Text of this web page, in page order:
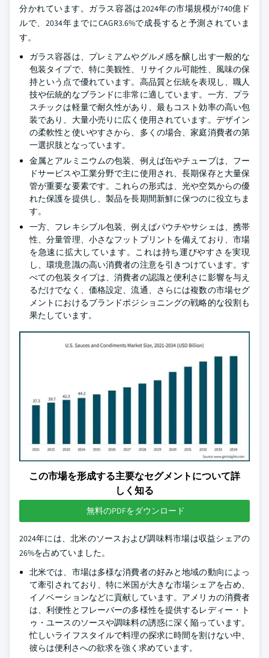
分かれています。ガラス容器は2024年の市場規模が740億ド
ルで、2034年までにCAGR3.6%で成長すると予測されていま
す。
ガラス容器は、プレミアムやグルメ感を醸し出す一般的な
包装タイプで、特に美観性、リサイクル可能性、風味の保
持という点で優れています。高品質と伝統を表現し、職人
技や伝統的なブランドに非常に適しています。一方、プラ
スチックは軽量で耐久性があり、最もコスト効率の高い包
装であり、大量小売りに広く使用されています。デザイン
の柔軟性と使いやすさから、多くの場合、家庭消費者の第
一選択肢となっています。
金属とアルミニウムの包装、例えば缶やチューブは、フー
ドサービスや工業分野で主に使用され、長期保存と大量保
管が重要な要素です。これらの形式は、光や空気からの優
れた保護を提供し、製品を長期間新鮮に保つのに役立ちま
す。
一方、フレキシブル包装、例えばパウチやサシェは、携帯
性、分量管理、小さなフットプリントを備えており、市場
を急速に拡大しています。これは持ち運びやすさを実現
し、環境意識の高い消費者の注意を引きつけています。す
べての包装タイプは、消費者の認識と便利さに影響を与え
るだけでなく、価格設定、流通、さらには複数の市場セグ
メントにおけるブランドポジショニングの戦略的な役割も
果たしています。
この市場を形成する主要なセグメントについて詳
しく知る
無料のPDFをダウンロード
2024年には、北米のソースおよび調味料市場は収益シェアの
26%を占めていました。
北米では、市場は多様な消費者の好みと地域の動向によっ
て牽引されており、特に米国が大きな市場シェアを占め、
イノベーションなどに貢献しています。アメリカの消費者
は、利便性とフレーバーの多様性を提供するレディー・ト
ゥ・ユースのソースや調味料の誘惑に深く陥っています。
忙しいライフスタイルで料理の探求に時間を割けない中、
彼らは便利さへの欲求を強く求めています。